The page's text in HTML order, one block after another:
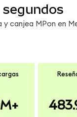
y canjea MPon en